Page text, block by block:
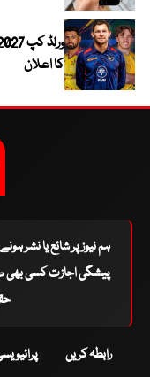
کا اعلان
ہم نیوز پر شائع یا نشر
پیشگی اجازت کسی بھی
رابطہ کریں